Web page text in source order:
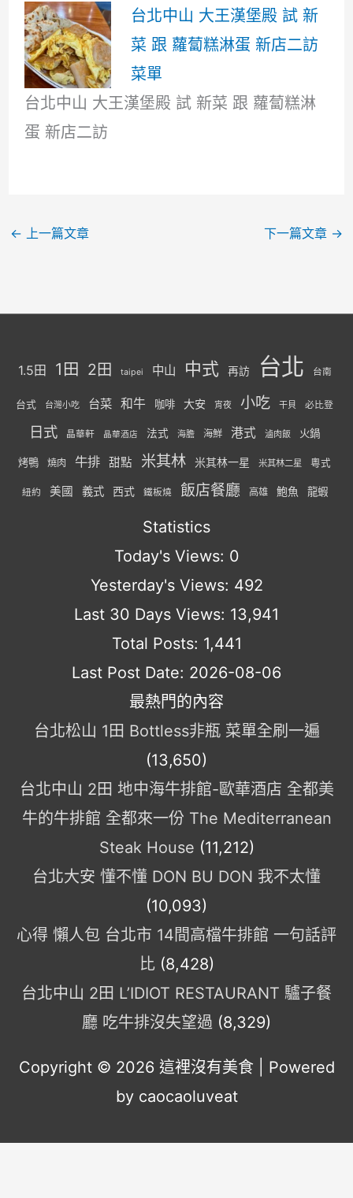
台北中山 大王漢堡殿 試 新
菜 跟 蘿蔔糕淋蛋 新店二訪
菜單
台北中山 大王漢堡殿 試 新菜 跟 蘿蔔糕淋
蛋 新店二訪
← 上一篇文章 下一篇文章 →
1.5田 1田 2田 taipei 中山 中式 再訪 台北 台南
台式 台灣小吃 台菜 和牛 咖啡 大安 宵夜 小吃 干貝 必比登
日式 晶華軒 晶華酒店 法式 海膽 海鮮 港式 滷肉飯 火鍋
烤鴨 燒肉 牛排 甜點 米其林 米其林一星 米其林二星 粵式
紐約 美國 義式 西式 鐵板燒 飯店餐廳 高雄 鮑魚 龍蝦
Statistics
Today's Views: 0
Yesterday's Views: 492
Last 30 Days Views: 13,941
Total Posts: 1,441
Last Post Date: 2026-08-06
最熱門的內容
台北松山 1田 Bottless非瓶 菜單全刷一遍
(13,650)
台北中山 2田 地中海牛排館-歐華酒店 全都美
牛的牛排館 全都來一份 The Mediterranean
Steak House (11,212)
台北大安 懂不懂 DON BU DON 我不太懂
(10,093)
心得 懶人包 台北市 14間高檔牛排館 一句話評
比 (8,428)
台北中山 2田 L’IDIOT RESTAURANT 驢子餐
廳 吃牛排沒失望過 (8,329)
Copyright © 2026 這裡沒有美食 | Powered
by caocaoluveat